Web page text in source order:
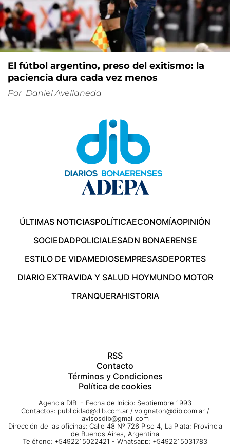
El fútbol argentino, preso del exitismo: la
paciencia dura cada vez menos
Por Daniel Avellaneda
ÚLTIMAS NOTICIASPOLÍTICAECONOMÍAOPINIÓN
SOCIEDADPOLICIALESADN BONAERENSE
ESTILO DE VIDAMEDIOSEMPRESASDEPORTES
DIARIO EXTRAVIDA Y SALUD HOYMUNDO MOTOR
TRANQUERAHISTORIA
RSS
Contacto
Términos y Condiciones
Política de cookies
Agencia DIB - Fecha de Inicio: Septiembre 1993
Contactos: publicidad@dib.com.ar / vpignaton@dib.com.ar /
avisosdib@gmail.com
Dirección de las oficinas: Calle 48 Nº 726 Piso 4, La Plata; Provincia
de Buenos Aires, Argentina
Teléfono: +5492215022421 - Whatsapp: +5492215031783